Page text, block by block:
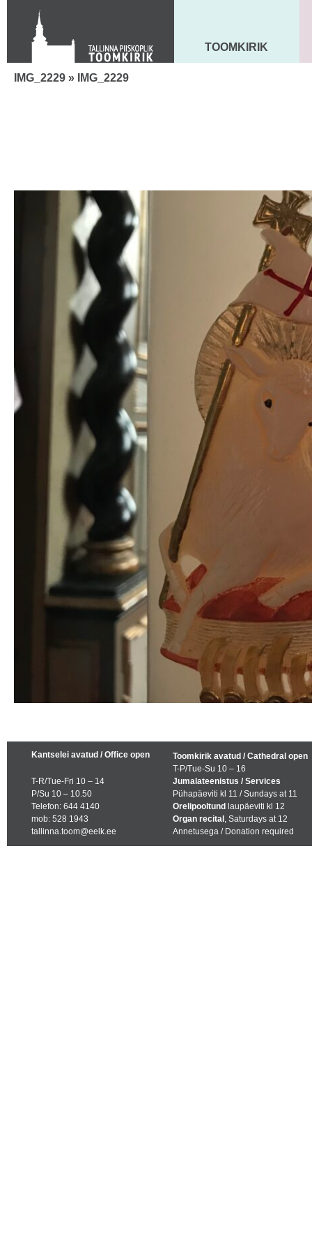
Toom-Kooli 6, 10130 TALLINN
tallinna.toom
+372 644 4140
MAARJA KIRIK
TOOMKIRIK
IMG_2229 » IMG_2229
Kantselei avatud / Office open
T-R/Tue-Fri 10 – 14
P/Su 10 – 10.50
Telefon: 644 4140
mob: 528 1943
tallinna.toom@eelk.ee
Toomkirik avatud / Cathedral open
T-P/Tue-Su 10 – 16
Jumalateenistus / Services
Pühapäeviti kl 11 / Sundays at 11
Orelipooltund laupäeviti kl 12
Organ recital , Saturdays at 12
Annetusega / Donation required